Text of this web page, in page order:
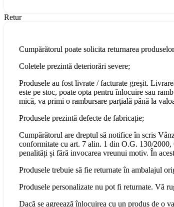
Retur
Cumpărătorul poate solicita returnarea
Coletele prezintă deteriorări severe;
Produsele au fost livrate / facturate greșit.
este pe stoc, poate opta pentru înlocuire sau
mică, va primi o rambursare parțială până la
Produsele prezintă defecte de fabricație;
Cumpărătorul are dreptul să notifice în scris
conformitate cu art. 7 alin. 1 din O.G. 130/2000,
penalități și fără invocarea vreunui motiv. În
Produsele trebuie să fie returnate în ambalajul
Produsele personalizate nu pot fi returnate. Vă
Dacă se agreează înlocuirea cu un produs de o